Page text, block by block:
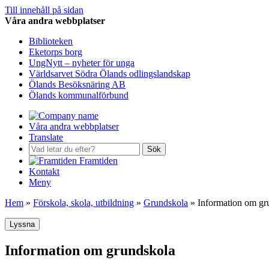
Till innehåll på sidan
Våra andra webbplatser
Biblioteken
Eketorps borg
UngNytt – nyheter för unga
Världsarvet Södra Ölands odlingslandskap
Ölands Besöksnäring AB
Ölands kommunalförbund
Våra andra webbplatser
Translate
Sök
Framtiden
Kontakt
Meny
Hem » Förskola, skola, utbildning » Grundskola » Information om
Lyssna
Information om grundskola